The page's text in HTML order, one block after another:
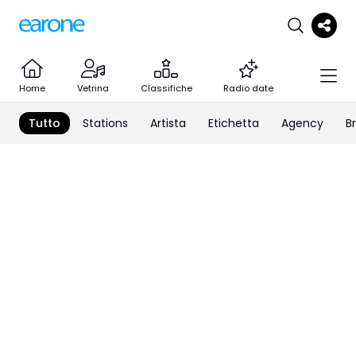
Home Vetrina Classifiche Radio date
Tutto Stations Artista Etichetta Agency